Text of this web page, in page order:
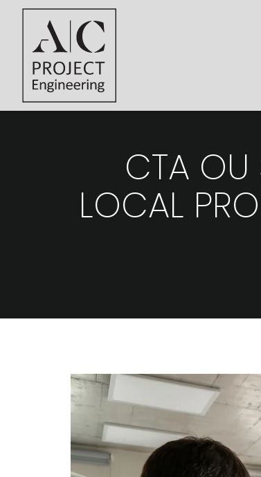
CTA OU
LOCAL